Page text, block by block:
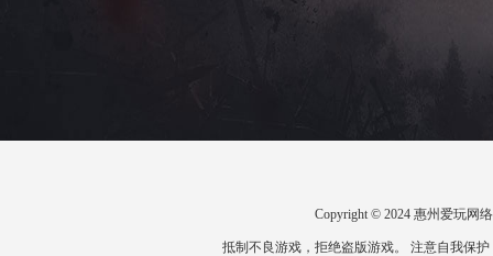
Copyright © 2024 惠州爱玩网
抵制不良游戏，拒绝盗版游戏。 注意自我保